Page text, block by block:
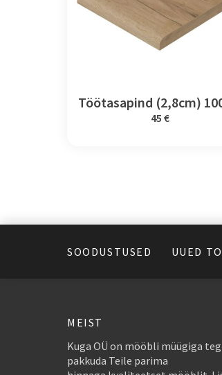
Töötasapind (2,8cm)
45 €
SOODUSTUSED UUED
MEIST
Kuga OÜ on mööbli müügiga
pakkuda Teile parima